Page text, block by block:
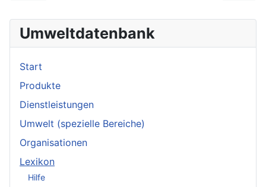
Umweltdatenbank
Start
Produkte
Dienstleistungen
Umwelt (spezielle Bereiche)
Organisationen
Lexikon
Hilfe